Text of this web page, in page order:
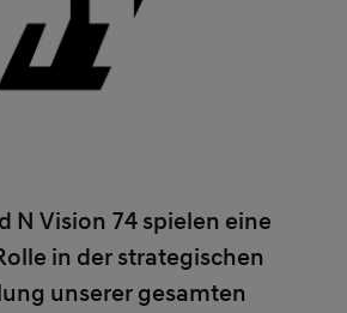
N Vision 74 spielen eine
in der strategischen
unserer gesamten